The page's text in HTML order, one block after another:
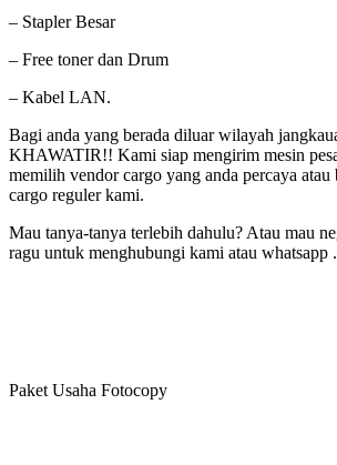
– Stapler Besar
– Free toner dan Drum
– Kabel LAN.
Bagi anda yang berada diluar wilayah
KHAWATIR!! Kami siap mengirim mesin
memilih vendor cargo yang anda percaya atau
cargo reguler kami.
Mau tanya-tanya terlebih dahulu? Atau mau
ragu untuk menghubungi kami atau whatsapp .
Paket Usaha Fotocopy